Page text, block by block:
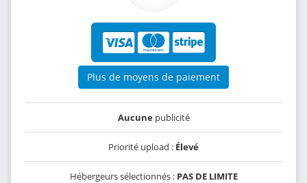
Plus de moyens de paiement
Aucunepublicité
Priorité upload : Élevé
Hébergeurs sélectionnés : PAS DE LIMITE